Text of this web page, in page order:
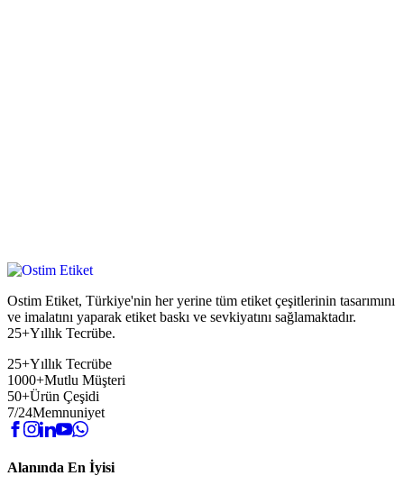
Ostim Etiket, Türkiye'nin her yerine tüm etiket çeşitlerinin tasarımını
ve imalatını yaparak etiket baskı ve sevkiyatını sağlamaktadır.
25+Yıllık Tecrübe.
25+Yıllık Tecrübe
1000+Mutlu Müşteri
50+Ürün Çeşidi
7/24Memnuniyet
Alanında En İyisi